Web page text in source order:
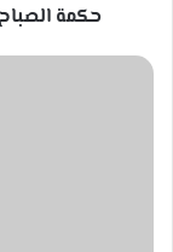
حكمة
في